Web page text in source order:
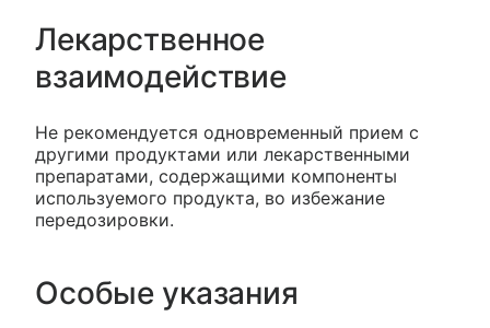
Лекарственное
взаимодействие
Не рекомендуется одновременный прием с
другими продуктами или лекарственными
препаратами, содержащими компоненты
используемого продукта, во избежание
передозировки.
Особые указания